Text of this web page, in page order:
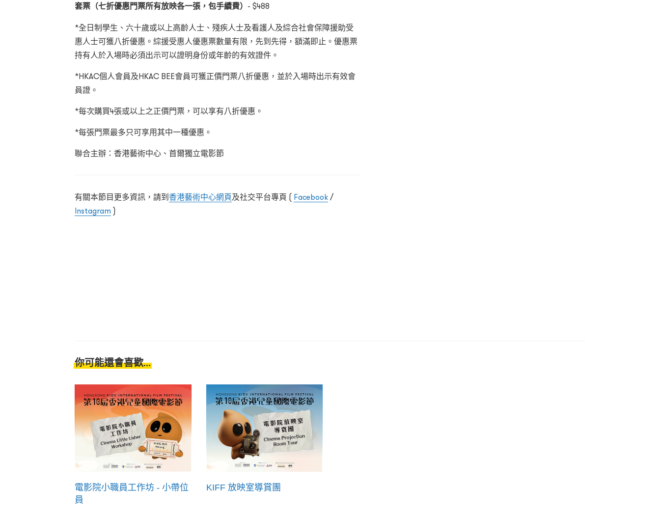
套票（七折優惠門票所有放映各一張，包手續費） - $488
*全日制學生、六十歲或以上高齡人士、殘疾人士及看護人及綜合社會保障援助受
惠人士可獲八折優惠。綜援受惠人優惠票數量有限，先到先得，額滿即止。優惠票
持有人於入場時必須出示可以證明身份或年齡的有效證件。
*HKAC個人會員及HKAC BEE會員可獲正價門票八折優惠，並於入場時出示有效會
員證。
*每次購買4張或以上之正價門票，可以享有八折優惠。
*每張門票最多只可享用其中一種優惠。
聯合主辦：香港藝術中心、首爾獨立電影節
有關本節目更多資訊，請到香港藝術中心網頁及社交平台專頁 ( Facebook /
Instagram )
你可能還會喜歡...
電影院小職員工作坊 - 小帶位
員
KIFF 放映室導賞團